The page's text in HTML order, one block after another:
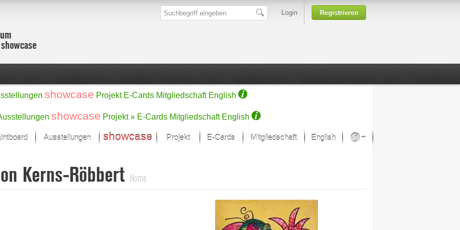
Login Registrieren
showcase Projekt E-Cards Mitgliedschaft English
showcase Projekt » E-Cards Mitgliedschaft English
im Fokus
Malerei
Skulptur/Plastik
Ausstellungen showcase Projekt E-Cards Mitgliedschaft English
Kunsthäuser
Kerns-Röbbert Home